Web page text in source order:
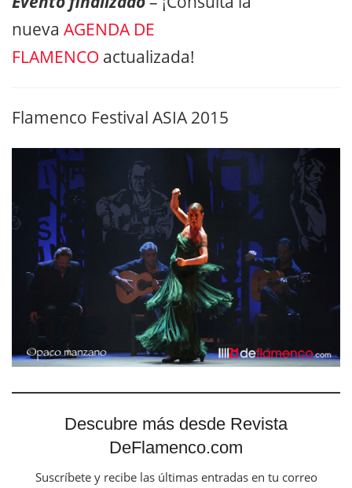
nueva AGENDA DE
FLAMENCO actualizada!
Flamenco Festival ASIA 2015
Descubre más desde Revista
DeFlamenco.com
Suscríbete y recibe las últimas entradas en tu correo